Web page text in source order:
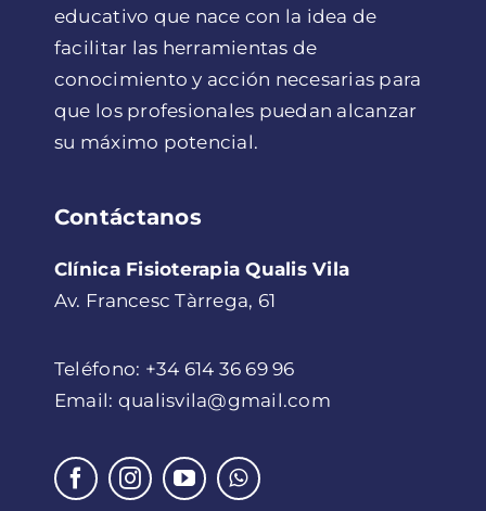
educativo que nace con la idea de
facilitar las herramientas de
conocimiento y acción necesarias para
que los profesionales puedan alcanzar
su máximo potencial.
Contáctanos
Clínica Fisioterapia Qualis Vila
Av. Francesc Tàrrega, 61
Teléfono: +34 614 36 69 96
Email: qualisvila@gmail.com